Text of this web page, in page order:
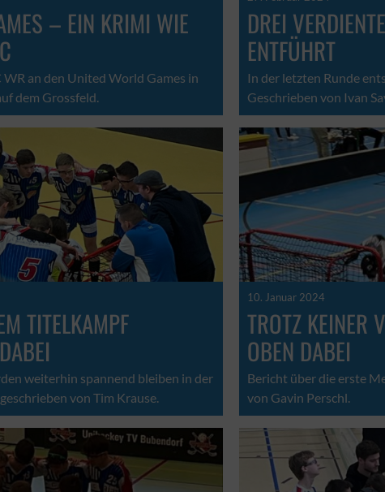
– EIN KRIMI WIE
an den United World Games in
dem Grossfeld.
DREI
ENTFÜHRT
In der letzten Runde
Geschrieben von Ivan
TITELKAMPF
weiterhin spannend bleiben in der
von Tim Krause.
10. Januar 2024
TROTZ KEINER
OBEN DABEI
Bericht über die erste
von Gavin Perschl.